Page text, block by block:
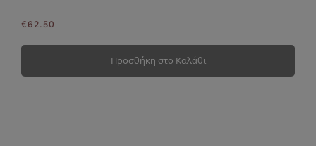
€62.50
Προσθήκη στο Καλάθι